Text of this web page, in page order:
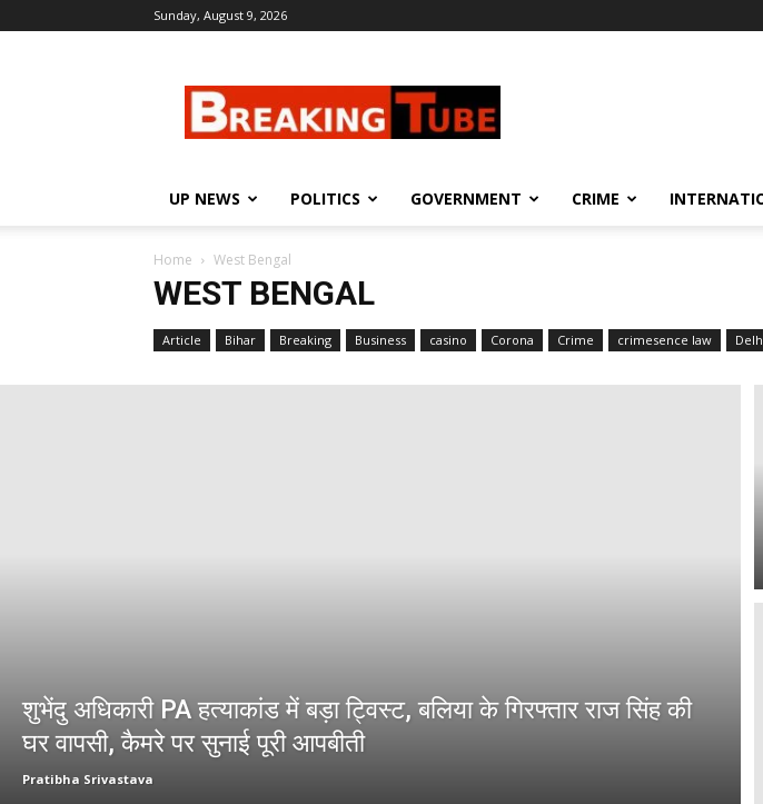
Sunday, August 9, 2026
UP NEWS POLITICS GOVERNMENT CRIME
Home West Bengal
WEST BENGAL
Article Bihar Breaking Business casino Corona Crime crimesence law
शुभेंदु अधिकारी PA हत्याकांड में बड़ा ट्विस्ट, बलिया के गिरफ्तार राज सिंह की
घर वापसी, कैमरे पर सुनाई पूरी आपबीती
Pratibha Srivastava